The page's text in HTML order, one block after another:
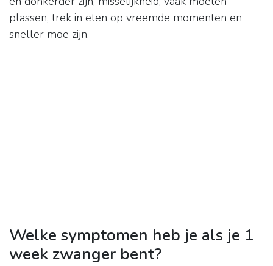
plassen, trek in eten op vreemde momenten en
sneller moe zijn.
Welke symptomen heb je als je 1
week zwanger bent?